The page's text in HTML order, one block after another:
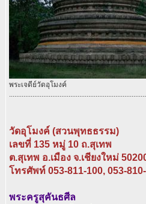
พระเจดีย์วัดอุโมงค์
............................................................................
วัดอุโมงค์ (สวนพุทธธรรม)
เลขที่ 135 หมู่ 10 ถ.สุเทพ
ต.สุเทพ อ.เมือง จ.เชียงใหม่
โทรศัพท์ 053-811-100, 053-
พระครูสุคันธศีล